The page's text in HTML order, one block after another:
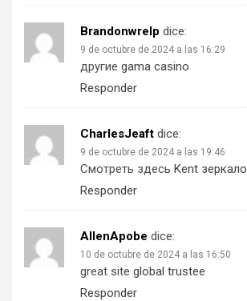
Brandonwrelp dice:
9 de octubre de 2024 a las 16:29
другие gama casino
Responder
CharlesJeaft dice:
9 de octubre de 2024 a las 19:46
Смотреть здесь Kent зеркало
Responder
AllenApobe dice:
10 de octubre de 2024 a las 16:50
great site global trustee
Responder